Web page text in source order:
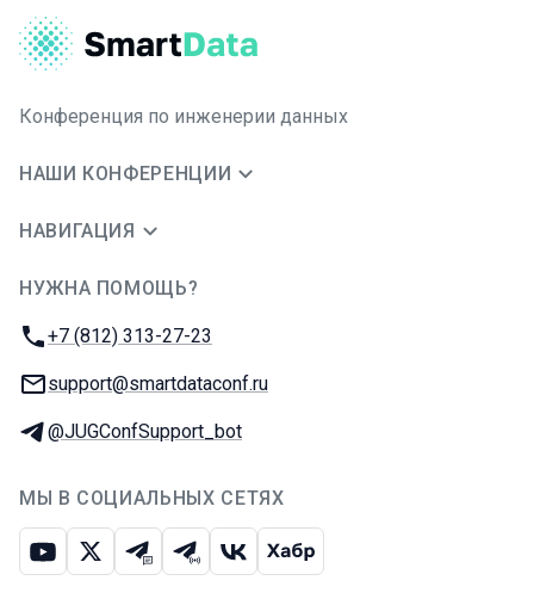
Конференция по инженерии данных
НАШИ КОНФЕРЕНЦИИ
НАВИГАЦИЯ
НУЖНА ПОМОЩЬ?
Телефон:
+7 (812) 313-27-23
E-mail:
support@smartdataconf.ru
Телеграм:
@JUGConfSupport_bot
МЫ В СОЦИАЛЬНЫХ СЕТЯХ
ЮтубИкс Телеграм-чат
Телеграм-канал
ВКонтакте
Хабр